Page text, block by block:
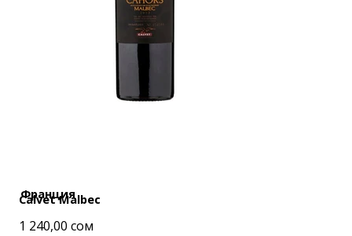
Calvet Malbec
Цена
1 240,00 сом
Франция